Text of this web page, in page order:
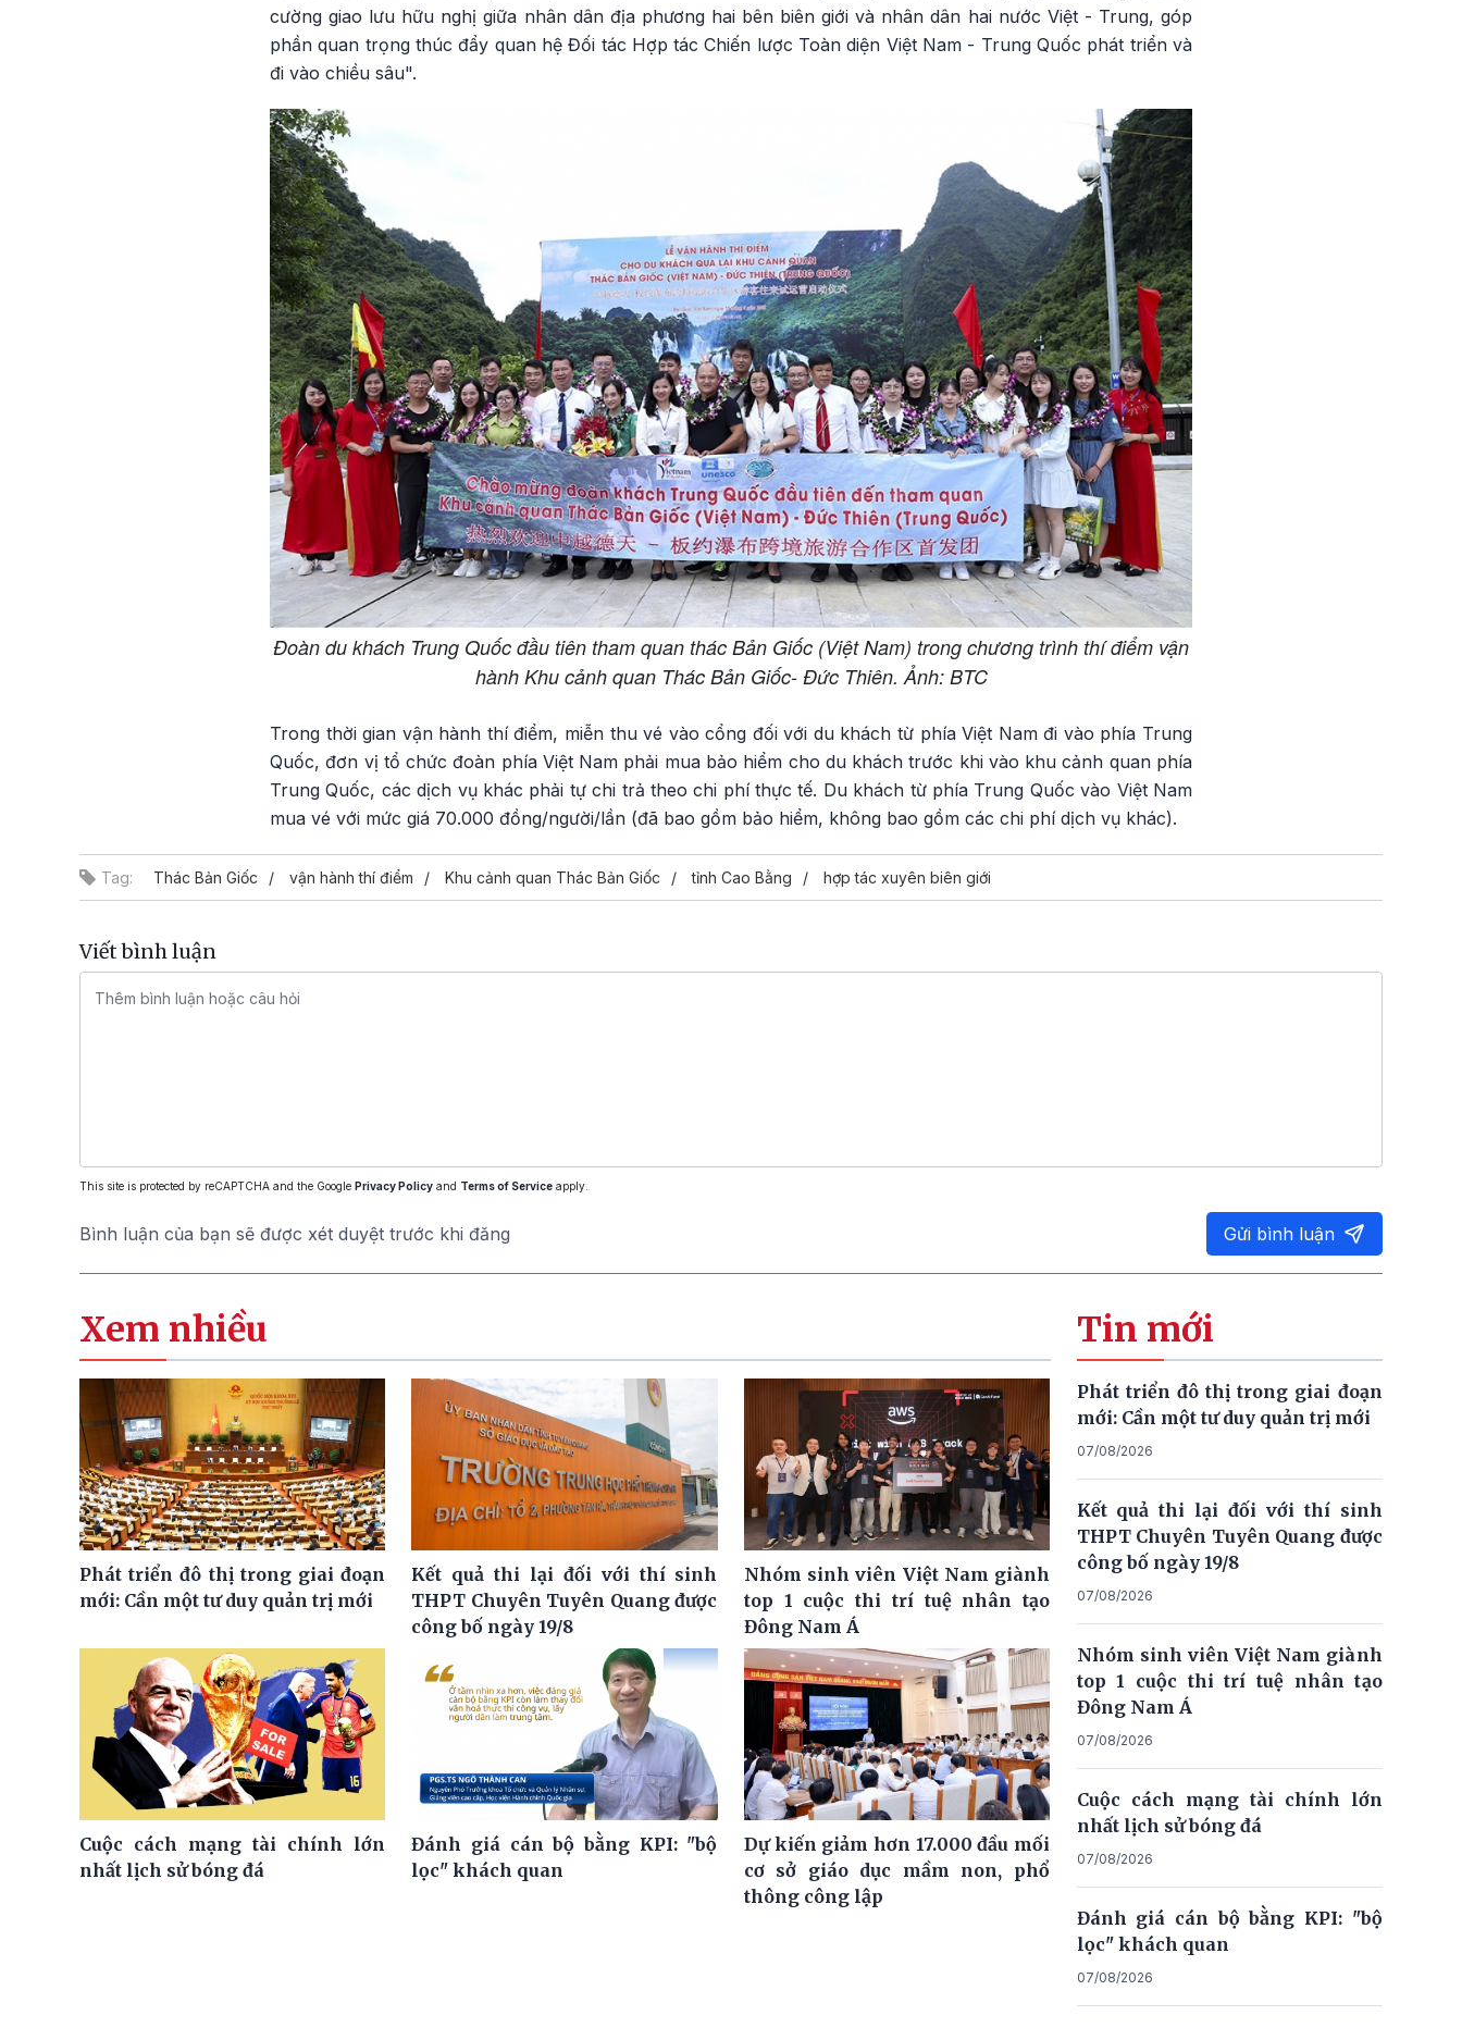
cường giao lưu hữu nghị giữa nhân dân địa phương hai bên biên giới và nhân dân hai nước Việt - Trung, góp
phần quan trọng thúc đẩy quan hệ Đối tác Hợp tác Chiến lược Toàn diện Việt Nam - Trung Quốc phát triển và
đi vào chiều sâu".
Đoàn du khách Trung Quốc đầu tiên tham quan thác Bản Giốc (Việt Nam) trong chương trình thí điểm vận
hành Khu cảnh quan Thác Bản Giốc- Đức Thiên. Ảnh: BTC
Trong thời gian vận hành thí điểm, miễn thu vé vào cổng đối với du khách từ phía Việt Nam đi vào phía Trung
Quốc, đơn vị tổ chức đoàn phía Việt Nam phải mua bảo hiểm cho du khách trước khi vào khu cảnh quan phía
Trung Quốc, các dịch vụ khác phải tự chi trả theo chi phí thực tế. Du khách từ phía Trung Quốc vào Việt Nam
mua vé với mức giá 70.000 đồng/người/lần (đã bao gồm bảo hiểm, không bao gồm các chi phí dịch vụ khác).
Tag: Thác Bản Giốc vận hành thí điểm Khu cảnh quan Thác Bản Giốc tỉnh Cao Bằng hợp tác xuyên biên giới
Viết bình luận
This site is protected by reCAPTCHA and the Google Privacy Policy and Terms of Service apply.
Bình luận của bạn sẽ được xét duyệt trước khi đăng Gửi bình luận
Xem nhiều
Phát triển đô thị trong giai đoạn
mới: Cần một tư duy quản trị mới
Kết quả thi lại đối với thí sinh
THPT Chuyên Tuyên Quang được
công bố ngày 19/8
Nhóm sinh viên Việt Nam giành
top 1 cuộc thi trí tuệ nhân tạo
Đông Nam Á
Cuộc cách mạng tài chính lớn
nhất lịch sử bóng đá
Đánh giá cán bộ bằng KPI: "bộ
lọc" khách quan
Dự kiến giảm hơn 17.000 đầu mối
cơ sở giáo dục mầm non, phổ
thông công lập
Tin mới
Phát triển đô thị trong giai đoạn
mới: Cần một tư duy quản trị mới
07/08/2026
Kết quả thi lại đối với thí sinh
THPT Chuyên Tuyên Quang được
công bố ngày 19/8
07/08/2026
Nhóm sinh viên Việt Nam giành
top 1 cuộc thi trí tuệ nhân tạo
Đông Nam Á
07/08/2026
Cuộc cách mạng tài chính lớn
nhất lịch sử bóng đá
07/08/2026
Đánh giá cán bộ bằng KPI: "bộ
lọc" khách quan
07/08/2026